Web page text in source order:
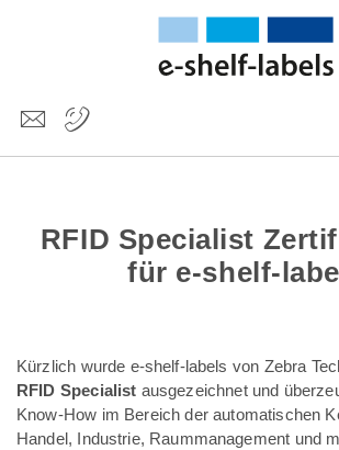
Magyar
RFID Specialist
für e-shelf-
Kürzlich wurde e-shelf-labels von Zebra
RFID Specialist ausgezeichnet und
Know-How im Bereich der automatischen
Handel, Industrie, Raummanagement und